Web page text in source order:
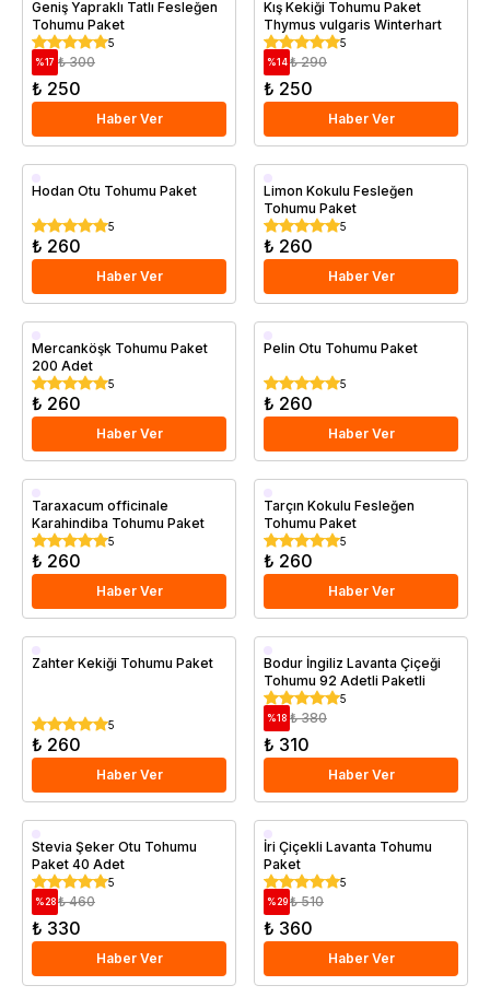
Geniş Yapraklı Tatlı Fesleğen
Tohumu Paket
5
%17 ₺ 300
₺ 250
Haber Ver
Kış Kekiği Tohumu Paket
Thymus vulgaris Winterhart
5
%14 ₺ 290
₺ 250
Haber Ver
Hodan Otu Tohumu Paket
5
₺ 260
Haber Ver
Limon Kokulu Fesleğen
Tohumu Paket
5
₺ 260
Haber Ver
Mercanköşk Tohumu Paket
200 Adet
5
₺ 260
Haber Ver
Pelin Otu Tohumu Paket
5
₺ 260
Haber Ver
Taraxacum officinale
Karahindiba Tohumu Paket
5
₺ 260
Haber Ver
Tarçın Kokulu Fesleğen
Tohumu Paket
5
₺ 260
Haber Ver
Zahter Kekiği Tohumu Paket
5
₺ 260
Haber Ver
Bodur İngiliz Lavanta Çiçeği
Tohumu 92 Adetli Paketli
5
%18 ₺ 380
₺ 310
Haber Ver
Stevia Şeker Otu Tohumu
Paket 40 Adet
5
%28 ₺ 460
₺ 330
Haber Ver
İri Çiçekli Lavanta Tohumu
Paket
5
%29 ₺ 510
₺ 360
Haber Ver